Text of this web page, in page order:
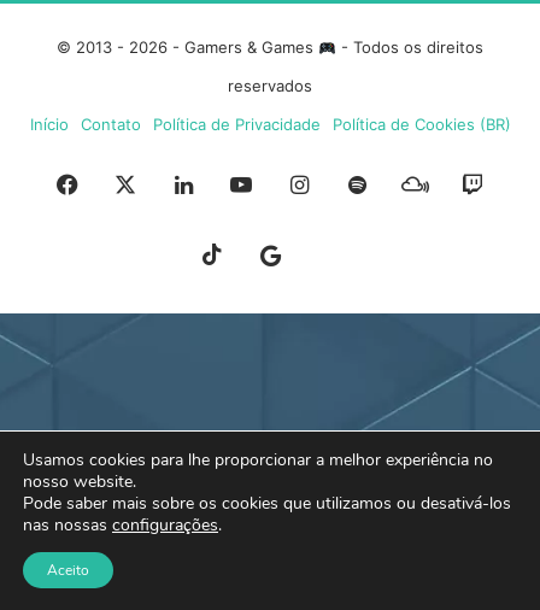
© 2013 - 2026 - Gamers & Games
- Todos os direitos
reservados
Início
Contato Política de Privacidade Política de Cookies (BR)
Facebook LinkedinYouTubeInstagram
SpotifyMixcloud
TikTokGoogle
NewsSky
Usamos cookies para lhe proporcionar a melhor experiência no
nosso website.
Pode saber mais sobre os cookies que utilizamos ou desativá-los
nas nossas configurações.
Aceito